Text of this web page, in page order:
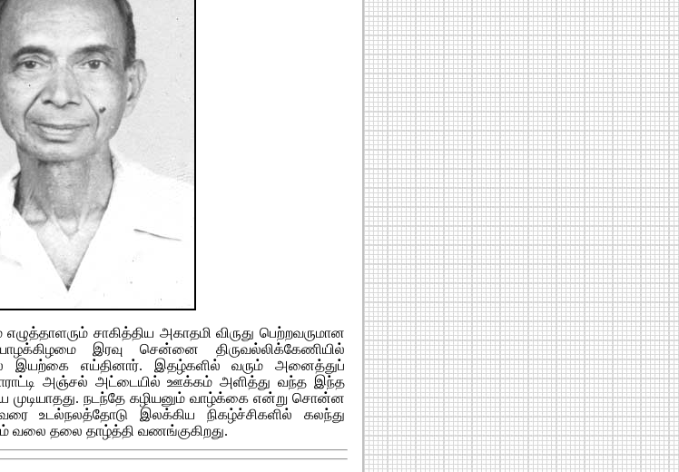
சாகித்திய அகாதமி விருது பெற்றவருமான
இரவு சென்னை திருவல்லிக்கேணியில்
இயற்கை எய்தினார். இதழ்களில் வரும் அனைத்துப்
பாராட்டி அஞ்சல் அட்டையில் ஊக்கம் அளித்து வந்த இந்த
முடியாதது. நடந்தே கழியனும் வாழ்க்கை என்று சொன்ன
உடல்நலத்தோடு இலக்கிய நிகழ்ச்சிகளில் கலந்து
வலை தலை தாழ்த்தி வணங்குகிறது.